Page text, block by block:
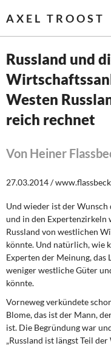
AXEL TROOST
Startseite
Themen
Öffentliche
Eurokrise und
DIE LINKE
Weitere Themen
Memo-Gruppe
Russland und
Westen
reich rechnet
Von Heiner
27.03.2014 /
Und wieder ist der Wunsch
und in den
Russland von westlichen
könnte. Und natürlich, wie
Experten der Meinung, das
weniger westliche Güter
könnte.
Vorneweg verkündete
Blome, das ist der Mann,
ist. Die Begründung war
„Russland ist längst Teil